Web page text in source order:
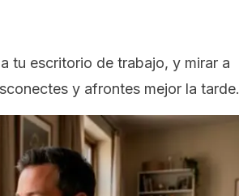
tu escritorio de trabajo, y mirar a
y afrontes mejor la tarde.